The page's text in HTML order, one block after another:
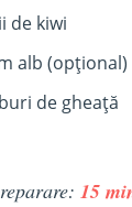
de kiwi
alb (opțional)
de gheață
15